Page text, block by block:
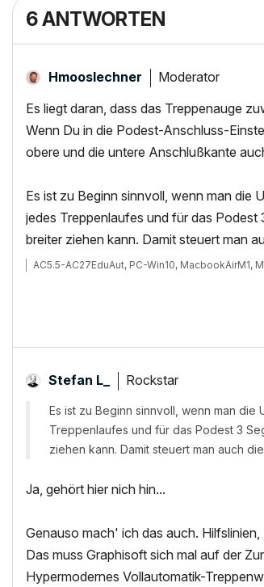
6 ANTWORTEN
Hmooslechner Moderator
Es liegt daran, dass das Treppenauge
Wenn Du in die Podest-Anschluss-
obere und die untere Anschlußkante
Es ist zu Beginn sinnvoll, wenn man die
jedes Treppenlaufes und für das
breiter ziehen kann. Damit steuert man
AC5.5-AC27EduAut, PC-Win10, MacbookAirM1,
Stefan L_ Rockstar
Es ist zu Beginn sinnvoll, wenn man
Treppenlaufes und für das Podest 3
ziehen kann. Damit steuert man auch
Ja, gehört hier nich hin...
Genauso mach' ich das auch.
Das muss Graphisoft sich mal auf der
Hypermodernes Vollautomatik-